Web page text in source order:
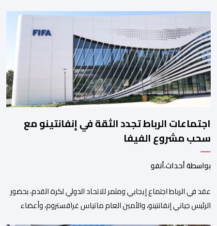
مشروع من نوعه في ظل ولايته الحكومية. هذه الرسالة التأطيرية
ارتكزت على 4 أولويات، كما حملت ألحت على ضرورة عقلنة نفقات
التسيير، بل وتقييد التوظيف إلا في حالة الضرورة. […]
اجتماعات الرباط تجدد الثقة في إنفانتينو مع
سحب مشروع الفيفا
بواسطة أحداث.أنفو
عقد في الرباط اجتماع إيجابي ومثمر للاتحاد الدولي لكرة القدم، بحضور
الرئيس جياني إنفانتينو، والأمين العام ماتياس غرافستروم، وأعضاء